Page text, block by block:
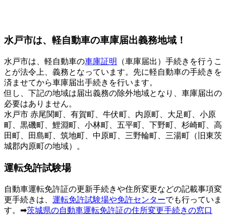
水戸市は、軽自動車の車庫届出義務地域！
水戸市は、軽自動車の車庫証明
（車庫届出）手続きを行うこ
とが法令上、義務となっています。先に軽自動車の手続きを
済ませてから車庫届出手続きを行います。
但し、下記の地域は届出義務の除外地域となり、車庫届出の
必要はありません。
水戸市 赤尾関町、有賀町、牛伏町、内原町、大足町、小原
町、黒磯町、鯉淵町、小林町、五平町、下野町、杉崎町、高
田町、田島町、筑地町、中原町、三野輪町、三湯町（旧東茨
城郡内原町の地域）。
運転免許試験場
自動車運転免許証の更新手続きや住所変更などの記載事項変
更手続きは、 運転免許試験場や免許センターでも行っていま
す。➡茨城県の自動車運転免許証の住所変更手続きの窓口